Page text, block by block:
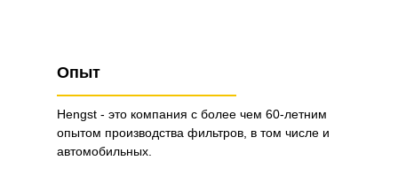
Опыт
Hengst - это компания с более чем 60-летним
опытом производства фильтров, в том числе и
автомобильных.